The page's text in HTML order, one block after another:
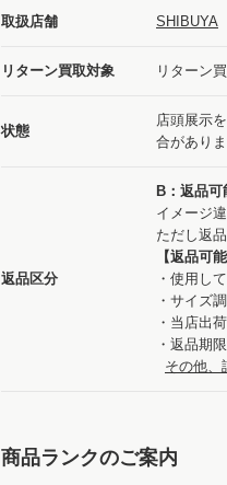
取扱店舗 SHIBUYA
リターン買取対象 リターン
状態
店頭展示
合があり
返品区分
B：返品可
イメージ
ただし返
【返品可
・使用し
・サイズ
・当店出
・返品期
その他、
商品ランクのご案内